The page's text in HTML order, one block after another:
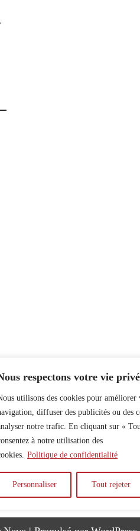
respectons votre vie
utilisons des cookies pour améliorer
diffuser des publicités ou des
notre trafic. En cliquant sur «
à notre utilisation des
Politique de confidentialité
Personnaliser Tout rejeter